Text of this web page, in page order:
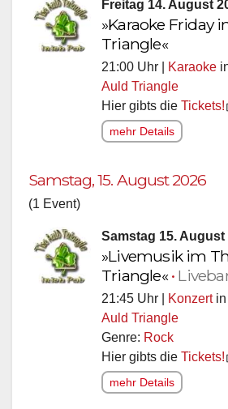
Freitag 14. August
»Karaoke Friday
Triangle«
21:00 Uhr | Karaoke
Auld Triangle
Hier gibts die Tickets!
mehr Details
Samstag, 15. August 2026
(1 Event)
Samstag 15. August
»Livemusik im
Triangle«•
21:45 Uhr | Konzertin
Auld Triangle
Genre: Rock
Hier gibts die Tickets!
mehr Details